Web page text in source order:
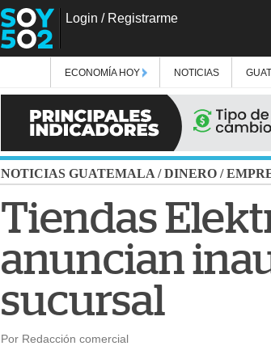
Login / Registrarme
ECONOMÍA HOY NOTICIAS
NOTICIAS GUATEMALA /DINERO /
Tiendas
anuncian
sucursal
Por Redacción comercial